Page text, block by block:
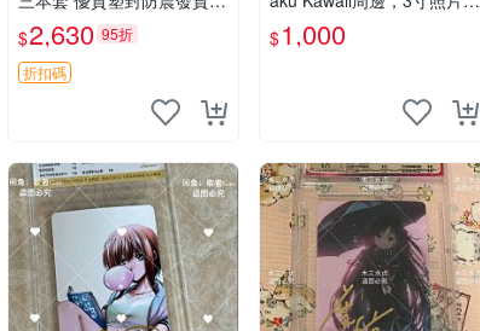
正版收藏推薦 三體 經典 科
幻小說
$2,630 95折
折扣碼
原裝卡匣。收藏家直供，保
真可靠。 Tonikaku Kawaii
$1,000